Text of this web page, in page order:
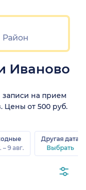
Иваново
записи на прием
Цены от 500 руб.
– 9 авг.
Другая дата
Выбрать